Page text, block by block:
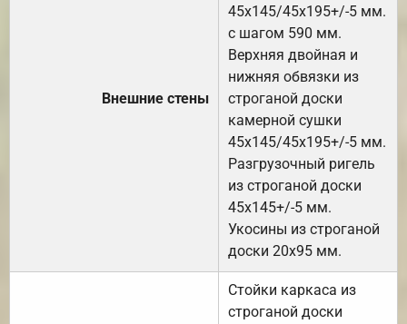
Внешние стены
45х145/45х195+/-5 мм.
с шагом 590 мм.
Верхняя двойная и
нижняя обвязки из
строганой доски
камерной сушки
45х145/45х195+/-5 мм.
Разгрузочный ригель
из строганой доски
45х145+/-5 мм.
Укосины из строганой
доски 20х95 мм.
Стойки каркаса из
строганой доски